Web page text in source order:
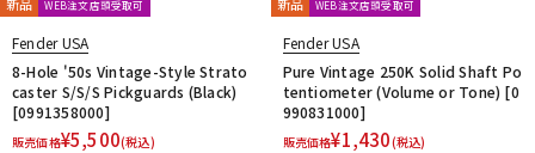
WEB注文店頭受取可
Fender USA
8-Hole '50s Vintage-Style Strato
caster S/S/S Pickguards (Black)
[0991358000]
販売価格¥5,500(税込)
WEB注文店頭受取可
Fender USA
Pure Vintage 250K Solid Shaft Po
tentiometer (Volume or Tone) [0
990831000]
販売価格¥1,430(税込)